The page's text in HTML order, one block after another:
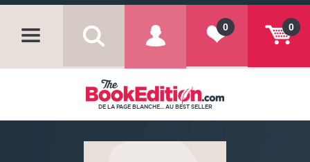
0
0
DE LA PAGE BLANCHE... AU BEST SELLER